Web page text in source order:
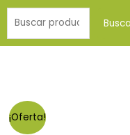
contenido
por:
¡Oferta!
Fortamaxin
cantidad